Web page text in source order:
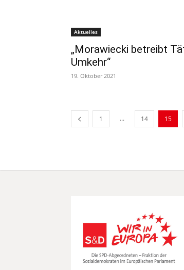
Aktuelles
„Morawiecki betreibt
Umkehr“
19. Oktober 2021
1 ... 14 15